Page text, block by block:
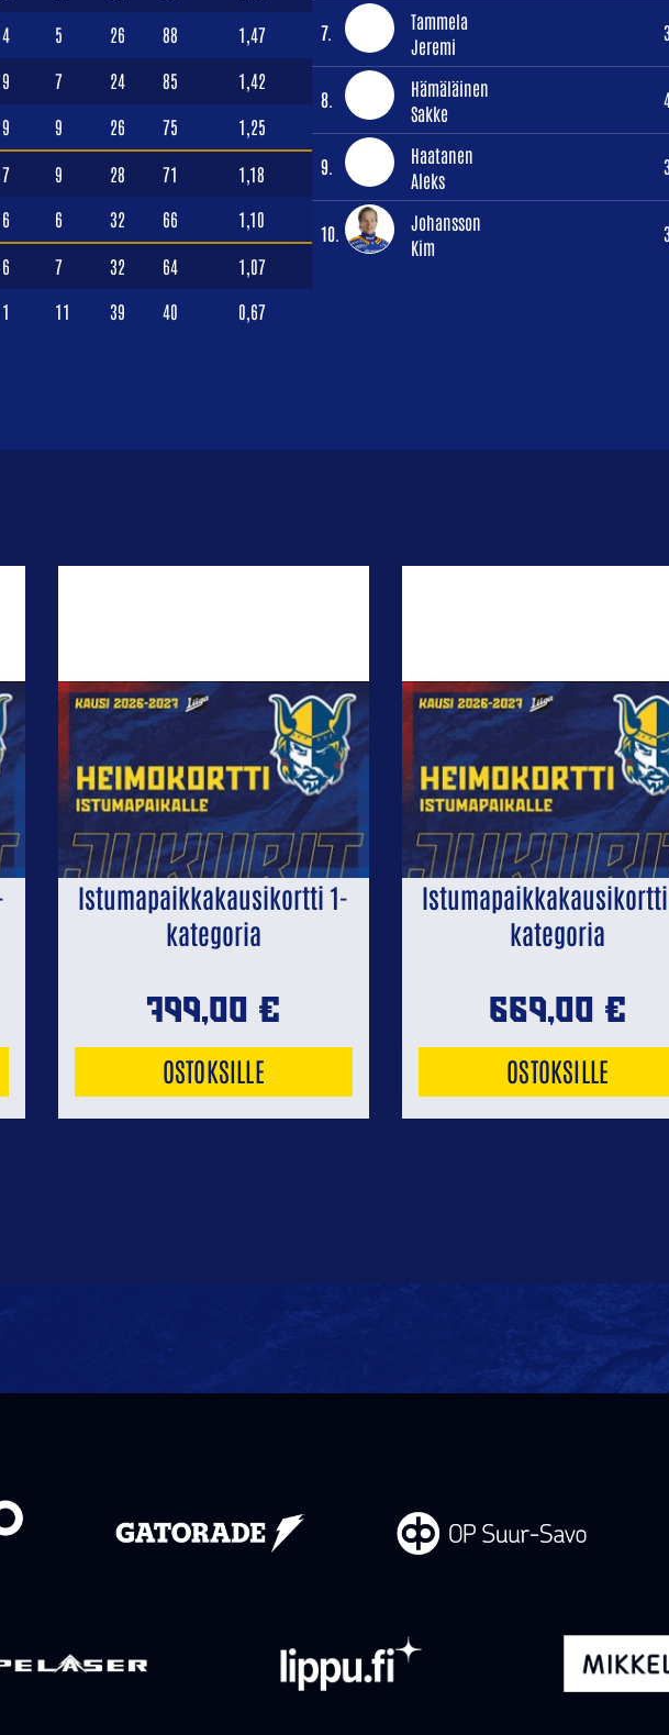
4 5 26 88 1,47
9 7 24 85 1,42
9 9 26 75 1,25
7 9 28 71 1,18
6 6 32 66 1,10
6 7 32 64 1,07
1 11 39 40 0,67
7.
Tammela
Jeremi
8.
Hämäläinen
Sakke
9.
Haatanen
Aleks
10.
Johansson
Kim
Istumapaikkakausikortti 1-
kategoria
799,00 €
OSTOKSILLE
kategoria
669,00 €
OSTOKSILLE